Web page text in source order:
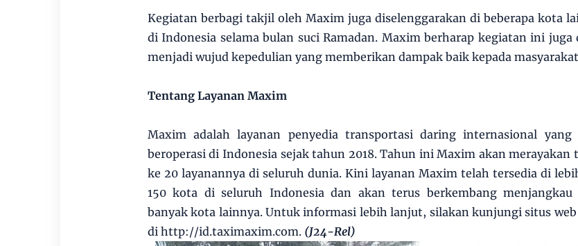
Kegiatan berbagi takjil oleh Maxim juga diselenggarakan di beberapa kota
di Indonesia selama bulan suci Ramadan. Maxim berharap kegiatan ini juga
menjadi wujud kepedulian yang memberikan dampak baik kepada
Tentang Layanan Maxim
Maxim adalah layanan penyedia transportasi daring internasional yang
beroperasi di Indonesia sejak tahun 2018. Tahun ini Maxim akan merayakan
ke 20 layanannya di seluruh dunia. Kini layanan Maxim telah tersedia di
150 kota di seluruh Indonesia dan akan terus berkembang menjangkau
banyak kota lainnya. Untuk informasi lebih lanjut, silakan kunjungi situs
di http://id.taximaxim.com. (J24-Rel)